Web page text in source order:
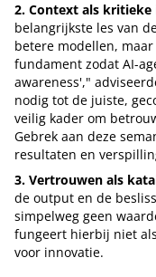
2. Context als
belangrijkste les van
betere modellen,
fundament zodat AI-
awareness',"
nodig tot de juiste,
veilig kader om
Gebrek aan deze
resultaten en
3. Vertrouwen als
de output en de
simpelweg geen
fungeert hierbij niet
voor innovatie.